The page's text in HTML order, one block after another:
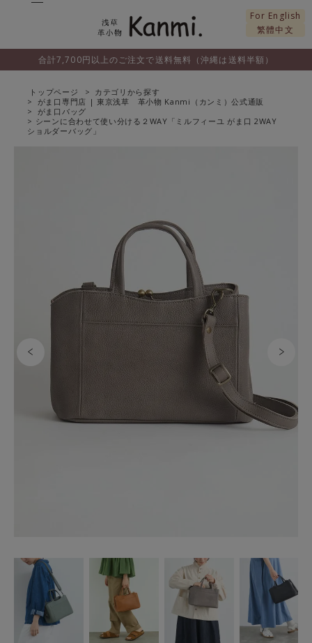
For English
繁體中文
合計7,700円以上のご注文で送料無料（沖縄は送料半額）
トップページ
カテゴリから探す
がま口専門店 | 東京浅草 革小物 Kanmi（カンミ）公式通販
がま口バッグ
シーンに合わせて使い分ける２WAY「ミルフィーユ がま口 2WAY
ショルダーバッグ」